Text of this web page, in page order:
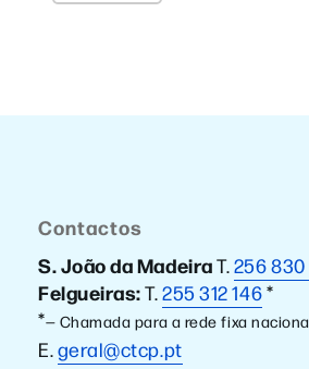
Contactos
S. João da MadeiraT.256
Felgueiras:T.255 312 146*
*— Chamada para a rede fixa
E.geral@ctcp.pt